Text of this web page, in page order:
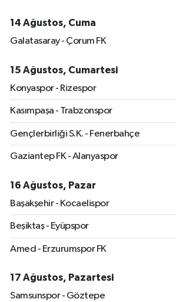
14 Ağustos, Cuma
Galatasaray - Çorum FK
15 Ağustos, Cumartesi
Konyaspor - Rizespor
Kasımpaşa - Trabzonspor
Gençlerbirliği S.K. - Fenerbahçe
Gaziantep FK - Alanyaspor
16 Ağustos, Pazar
Başakşehir - Kocaelispor
Beşiktaş - Eyüpspor
Amed - Erzurumspor FK
17 Ağustos, Pazartesi
Samsunspor - Göztepe